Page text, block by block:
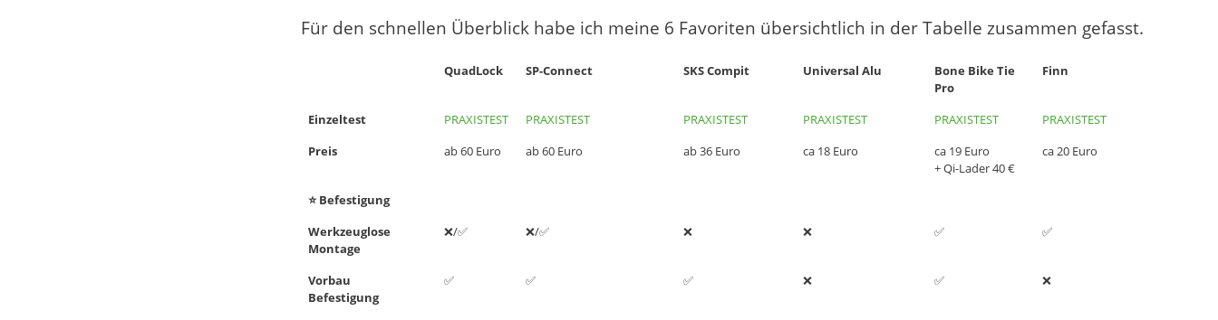
Für den schnellen Überblick habe ich meine 6 Favoriten übersichtlich in der Tabelle zusammen gefasst.
QuadLock SP-Connect SKS Compit Universal Alu
Bone Bike Tie
Pro
Finn
QuadLock SP-Connect SKS Compit Universal Alu
Bone Bike Tie
Finn
Einzeltest PRAXISTEST PRAXISTEST PRAXISTEST PRAXISTEST PRAXISTEST
PRAXISTEST
Preis
ab 60 Euro ab 60 Euro ab 36 Euro ca 18 Euro
ca 19 Euro
+ Qi-Lader 40 €
ca 20 Euro
⭐ Befestigung
Werkzeuglose
Montage
❌/✅ ❌/✅ ❌ ❌ ✅ ✅
Vorbau
Befestigung
✅ ✅ ✅ ❌ ✅ ❌